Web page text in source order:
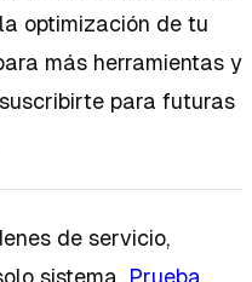
optimización de tu
más herramientas y
para futuras
de servicio,
sistema. Prueba